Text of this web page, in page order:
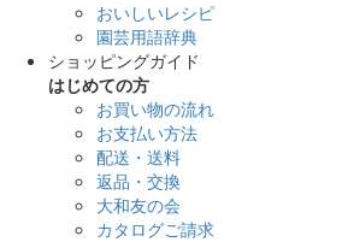
おいしいレシピ
園芸用語辞典
ショッピングガイド
はじめての方
お買い物の流れ
お支払い方法
配送・送料
返品・交換
大和友の会
カタログご請求